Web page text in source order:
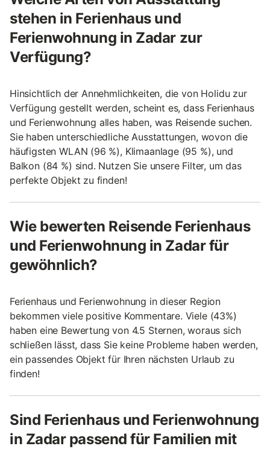
stehen in Ferienhaus und
Ferienwohnung in Zadar zur
Verfügung?
Hinsichtlich der Annehmlichkeiten, die von Holidu zur
Verfügung gestellt werden, scheint es, dass Ferienhaus
und Ferienwohnung alles haben, was Reisende suchen.
Sie haben unterschiedliche Ausstattungen, wovon die
häufigsten WLAN (96 %), Klimaanlage (95 %), und
Balkon (84 %) sind. Nutzen Sie unsere Filter, um das
perfekte Objekt zu finden!
Wie bewerten Reisende Ferienhaus
und Ferienwohnung in Zadar für
gewöhnlich?
Ferienhaus und Ferienwohnung in dieser Region
bekommen viele positive Kommentare. Viele (43%)
haben eine Bewertung von 4.5 Sternen, woraus sich
schließen lässt, dass Sie keine Probleme haben werden,
ein passendes Objekt für Ihren nächsten Urlaub zu
finden!
Sind Ferienhaus und Ferienwohnung
in Zadar passend für Familien mit